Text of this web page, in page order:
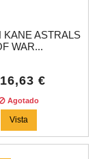
KANE ASTRALS
WAR...
€
Agotado
Vista